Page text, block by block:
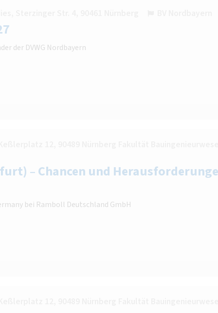
der DVWG Nordbayern
– Chancen und
bei Ramboll Deutschland GmbH